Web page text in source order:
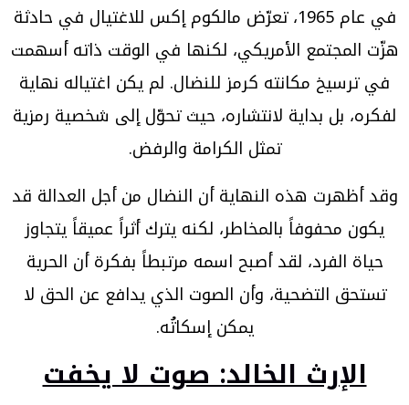
في عام 1965، تعرّض مالكوم إكس للاغتيال في حادثة
هزّت المجتمع الأمريكي، لكنها في الوقت ذاته أسهمت
في ترسيخ مكانته كرمز للنضال. لم يكن اغتياله نهاية
لفكره، بل بداية لانتشاره، حيث تحوّل إلى شخصية رمزية
تمثل الكرامة والرفض.
وقد أظهرت هذه النهاية أن النضال من أجل العدالة قد
يكون محفوفاً بالمخاطر، لكنه يترك أثراً عميقاً يتجاوز
حياة الفرد، لقد أصبح اسمه مرتبطاً بفكرة أن الحرية
تستحق التضحية، وأن الصوت الذي يدافع عن الحق لا
يمكن إسكاتُه.
الإرث الخالد: صوت لا يخفت